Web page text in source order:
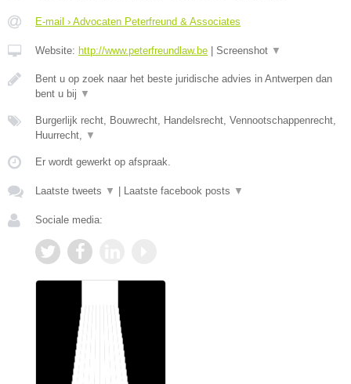
E-mail › Advocaten Peterfreund & Associates
Website: http://www.peterfreundlaw.be Screenshot ▼
Bent u op zoek naar het beste juridische advies in Antwerpen dan
bent u bij ▼
Burgerlijk recht, Bouwrecht, Handelsrecht, Vennootschappenrecht,
Huurrecht, ▼
Er wordt gewerkt op afspraak.
Laatste tweets ▼ Laatste facebook posts ▼
Sociale media: